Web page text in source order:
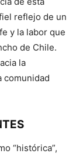
reflejo de un
y la labor que
de Chile.
la
comunidad
“histórica”,